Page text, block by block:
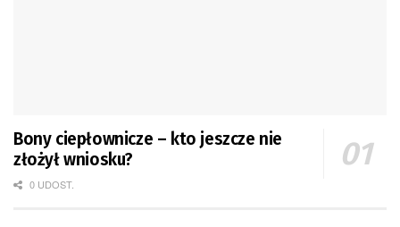
Bony ciepłownicze – kto jeszcze nie
złożył wniosku?
0 UDOST.